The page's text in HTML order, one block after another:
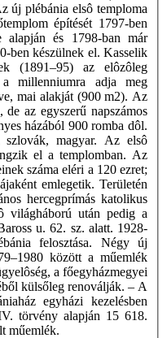
új plébánia elsô temploma
építését 1797-ben
alapján és 1798-ban már
ben készülnek el. Kasselik
(1891–95) az elôzôleg
a millenniumra adja meg
mai alakját (900 m2). Az
az egyszerű napszámos
házából 900 romba dôl.
magyar. Az elsô
el a templomban. Az
száma eléri a 120 ezret;
emlegetik. Területén
hercegprímás katolikus
világháború után pedig a
u. 62. sz. alatt. 1928-
felosztása. Négy új
között a műemlék
a főegyházmegyei
külsőleg renoválják. – A
egyházi kezelésben
törvény alapján 15 618.
műemlék.